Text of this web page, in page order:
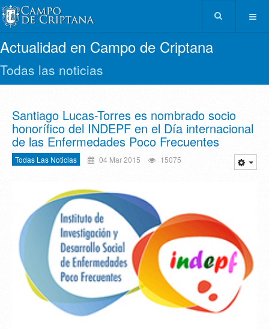
Actualidad en Campo de Criptana
Todas las noticias
Santiago Lucas-Torres es nombrado socio
honorífico del INDEPF en el Día internacional
de las Enfermedades Poco Frecuentes
Todas Las Noticias 04 Mar 2015 15075